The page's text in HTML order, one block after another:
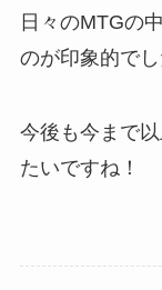
日々のMTGの
のが印象的でし
今後も今まで
たいですね！